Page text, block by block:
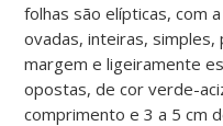
folhas são elípticas, com
ovadas, inteiras,
margem e ligeiramente
opostas, de cor verde-
comprimento e 3 a 5 cm